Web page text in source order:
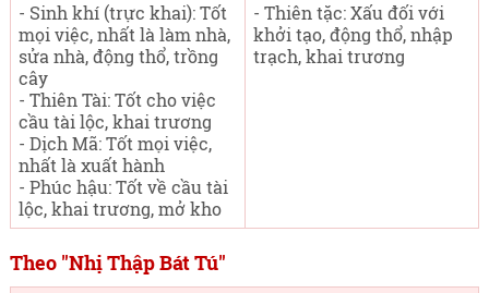
- Sinh khí (trực khai): Tốt
mọi việc, nhất là làm nhà,
sửa nhà, động thổ, trồng
cây
- Thiên Tài: Tốt cho việc
cầu tài lộc, khai trương
- Dịch Mã: Tốt mọi việc,
nhất là xuất hành
- Phúc hậu: Tốt về cầu tài
lộc, khai trương, mở kho
- Thiên tặc: Xấu đối với
khởi tạo, động thổ, nhập
trạch, khai trương
Theo "Nhị Thập Bát Tú"